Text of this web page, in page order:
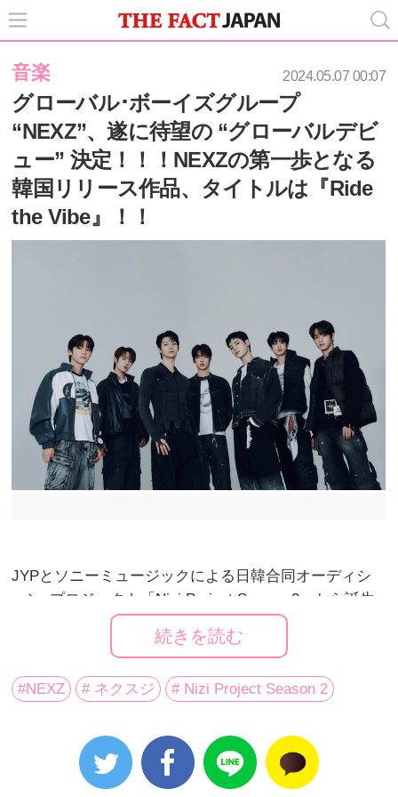
音楽 2024.05.07 00:07
グローバル･ボーイズグループ
“NEXZ”、遂に待望の “グローバルデビ
ュー” 決定！！！NEXZの第一歩となる
韓国リリース作品、タイトルは『Ride
the Vibe』！！
JYPとソニーミュージックによる日韓合同オーディシ
ョン･プロジェクト「Nizi Project Season 2」から誕生
したグローバル･ボーイズグループ “
NEXZ
昨年12月18日、オーディションのファイナルステージ
で披露したJ.Y. Park氏作詞・作曲の「Miracle」をプレ
リリース楽曲として配信すると、12月18日付オリコ
続きを読む
#NEXZ # ネクスジ # Nizi Project Season 2